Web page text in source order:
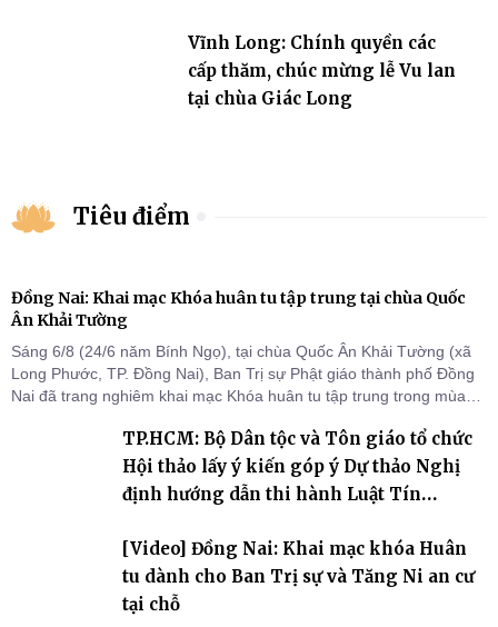
Vĩnh Long: Chính quyền các
cấp thăm, chúc mừng lễ Vu lan
tại chùa Giác Long
Tiêu điểm
Đồng Nai: Khai mạc Khóa huân tu tập trung tại chùa Quốc
Ân Khải Tường
Sáng 6/8 (24/6 năm Bính Ngọ), tại chùa Quốc Ân Khải Tường (xã
Long Phước, TP. Đồng Nai), Ban Trị sự Phật giáo thành phố Đồng
Nai đã trang nghiêm khai mạc Khóa huân tu tập trung trong mùa
chỗ khu vực VII, VIII và trường hạ chùa Quốc Ân Khải Tường.
TP.HCM: Bộ Dân tộc và Tôn giáo tổ chức
Hội thảo lấy ý kiến góp ý Dự thảo Nghị
định hướng dẫn thi hành Luật Tín
[Video] Đồng Nai: Khai mạc khóa Huân
tu dành cho Ban Trị sự và Tăng Ni an cư
tại chỗ